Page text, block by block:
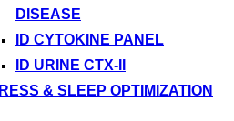
DISEASE
ID CYTOKINE PANEL
ID URINE CTX-II
& SLEEP OPTIMIZATION